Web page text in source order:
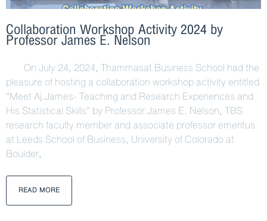
Collaboration Workshop Activity 2024 by
Professor James E. Nelson
On July 24, 2024, Thammasat Business School had the
pleasure of hosting a collaboration workshop activity entitled
“Meet Aj.James- Teaching and Research Experiences and
His Statistical Skills” by Professor James E. Nelson, TBS
research faculty member and associate professor emeritus
at Leeds School of Business, University of Colorado at
Boulder,
READ MORE